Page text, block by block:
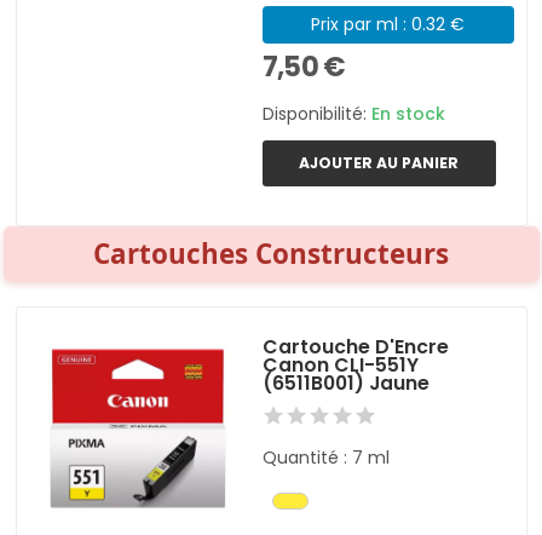
Prix par ml : 0.32 €
7,50 €
Disponibilité: En stock
AJOUTER AU PANIER
Cartouches Constructeurs
Cartouche D'Encre
Canon CLI-551Y
(6511B001) Jaune
Quantité : 7 ml